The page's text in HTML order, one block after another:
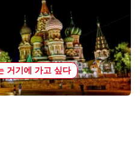
거기에 가고 싶다